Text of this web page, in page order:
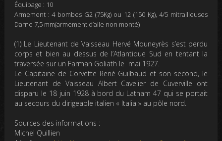
Équipage : 10
Armement : 4 bombes G2 (75Kg) ou 12 (150 Kg), 4/5 mitrailleuses
Darne 7,5 mm(armement d’aile non monté)
(1) Le Lieutenant de Vaisseau Hervé Mouneyrès s’est perdu
corps et bien au dessus de l’Atlantique Sud en tentant la
traversée sur un Farman Goliath le mai 1927.
Le Capitaine de Corvette René Guilbaud et son second, le
Lieutenant de Vaisseau Albert Cavelier de Cuverville ont
disparu le 18 juin 1928 à bord du Latham 47 qui se portait
au secours du dirigeable italien « Italia » au pôle nord.
Sources des informations :
Michel Quillien